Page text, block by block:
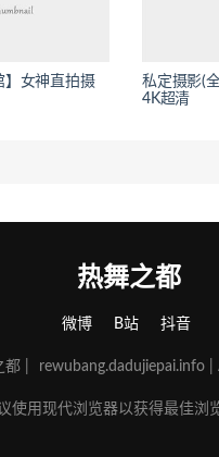
】女神直拍摄
私定摄影(
4K超清
热舞之都
微博 B站 抖音
| rewubang.dadujiepai.info |
使用现代浏览器以获得最佳浏